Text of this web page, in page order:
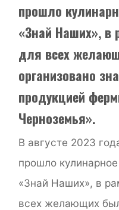
прошло
«Знай Наших», в
для всех
организовано
продукцией
Черноземья».
В августе 2023
прошло
«Знай Наших», в
всех желающих